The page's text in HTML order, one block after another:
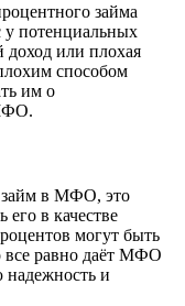
займа
у потенциальных
доход или плохая
способом
им о
займ в МФО, это
его в качестве
могут быть
все равно даёт МФО
надежность и